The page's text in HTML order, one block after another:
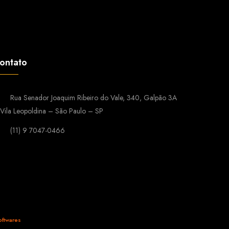
Rua Senador Joaquim Ribeiro do Vale, 340, Galpão 3A
Leopoldina – São Paulo – SP
(11) 9 7047-0466